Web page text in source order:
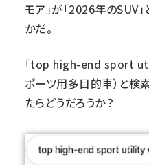
モア」が「2026年のSUV
かだ。
「top high-end sport
ポーツ用多目的車）と検
たらどうだろうか？